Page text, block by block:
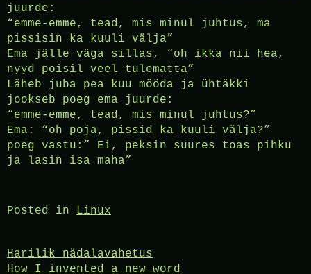
juurde:
“emme-emme, tead, mis minul juhtus, ma
pissisin ka kuuli välja”
Ema jälle väga sillas, “oh ikka nii hea,
nyyd poisil veel tulematta”
Läheb juba pea kuu mööda ja ühtäkki
jookseb poeg ema juurde:
“emme-emme, tead, mis minul juhtus?”
Ema: “oh poja, pissid ka kuuli välja?”
poeg vastu:” Ei, peksin suures toas pihku
ja lasin isa maha”
Posted in Linux
Post
Harilik nädalavahetus
How I invented a new word